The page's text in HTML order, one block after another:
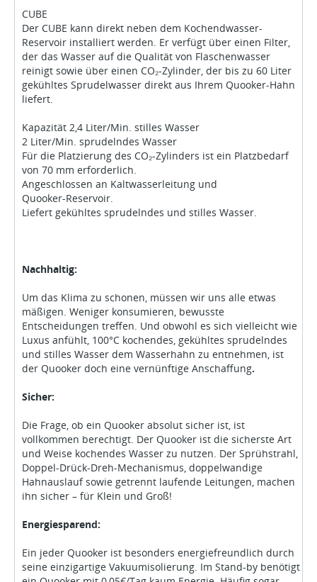
CUBE
Der CUBE kann direkt neben dem Kochendwasser-
Reservoir installiert werden. Er verfügt über einen Filter,
der das Wasser auf die Qualität von Flaschenwasser
reinigt sowie über einen CO₂-Zylinder, der bis zu 60 Liter
gekühltes Sprudelwasser direkt aus Ihrem Quooker-Hahn
liefert.
Kapazität 2,4 Liter/Min. stilles Wasser
2 Liter/Min. sprudelndes Wasser
Für die Platzierung des CO₂-Zylinders ist ein Platzbedarf
von 70 mm erforderlich.
Angeschlossen an Kaltwasserleitung und
Quooker-Reservoir.
Liefert gekühltes sprudelndes und stilles Wasser.
Nachhaltig:
Um das Klima zu schonen, müssen wir uns alle etwas
mäßigen. Weniger konsumieren, bewusste
Entscheidungen treffen. Und obwohl es sich vielleicht wie
Luxus anfühlt, 100°C kochendes, gekühltes sprudelndes
und stilles Wasser dem Wasserhahn zu entnehmen, ist
der Quooker doch eine vernünftige Anschaffung.
Sicher:
Die Frage, ob ein Quooker absolut sicher ist, ist
vollkommen berechtigt. Der Quooker ist die sicherste Art
und Weise kochendes Wasser zu nutzen. Der Sprühstrahl,
Doppel-Drück-Dreh-Mechanismus, doppelwandige
Hahnauslauf sowie getrennt laufende Leitungen, machen
ihn sicher – für Klein und Groß!
Energiesparend:
Ein jeder Quooker ist besonders energiefreundlich durch
seine einzigartige Vakuumisolierung. Im Stand-by benötigt